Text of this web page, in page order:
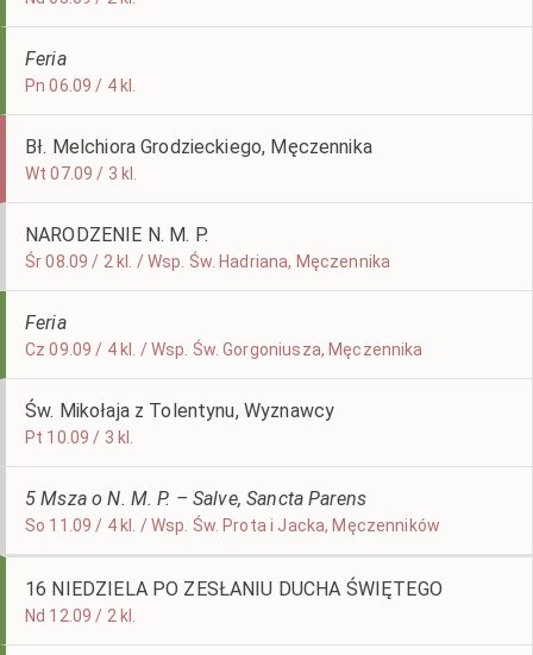
Feria
Pn 06.09 / 4 kl.
Bł. Melchiora Grodzieckiego, Męczennika
Wt 07.09 / 3 kl.
NARODZENIE N. M. P.
Śr 08.09 / 2 kl. / Wsp. Św. Hadriana, Męczennika
Feria
Cz 09.09 / 4 kl. / Wsp. Św. Gorgoniusza, Męczennika
Św. Mikołaja z Tolentynu, Wyznawcy
Pt 10.09 / 3 kl.
5 Msza o N. M. P. – Salve, Sancta Parens
So 11.09 / 4 kl. / Wsp. Św. Prota i Jacka, Męczenników
16 NIEDZIELA PO ZESŁANIU DUCHA ŚWIĘTEGO
Nd 12.09 / 2 kl.